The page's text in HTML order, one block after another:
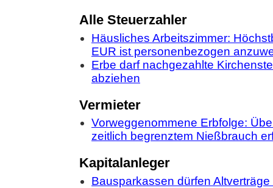
Alle Steuerzahler
Häusliches Arbeitszimmer:
EUR ist personenbezogen
Erbe darf nachgezahlte
abziehen
Vermieter
Vorweggenommene Erbfolge:
zeitlich begrenztem Nießbrauch
Kapitalanleger
Bausparkassen dürfen